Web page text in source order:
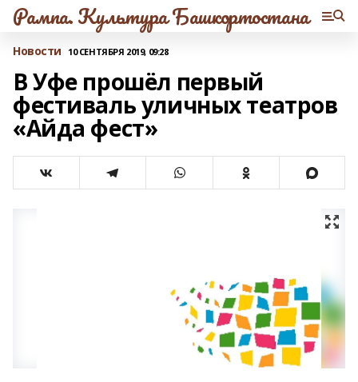
Рампа. Культура Башкортостана
Новости 10 СЕНТЯБРЯ 2019, 09:28
В Уфе прошёл первый
фестиваль уличных театров
«Айда фест»